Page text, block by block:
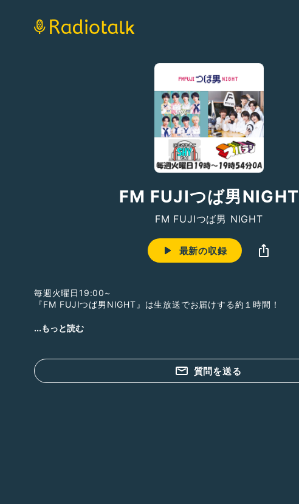
FM FUJIつば男NIGHT
FM FUJIつば男 NIGHT
最新の収録
毎週火曜日19:00~
『FM FUJIつば男NIGHT』は生放送でお届けする約１時間！
２部構成になっており
⭐️曲が流れている間は無音になります⭐️
...もっと読む
質問を送る